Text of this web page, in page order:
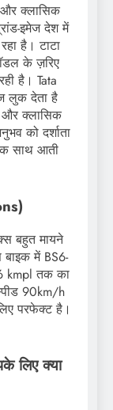
क्लासिक
इमेज देश में
है। टाटा
के ज़रिए
है। Tata
लुक देता है
क्लासिक
को दर्शाता
साथ आती
बहुत मायने
में BS6-
kmpl तक का
90km/h
परफेक्ट है।
लिए क्या